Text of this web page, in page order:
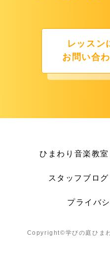
レッスン
お問い合
ひまわり音楽教室
スタッフブログ
プライバ
Copyright©︎学びの庭ひ